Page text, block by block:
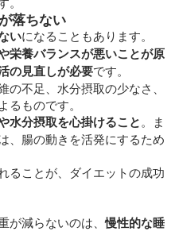
落ちない
いになることもあります。
栄養バランスが悪いことが原
の見直しが必要です。
不足、水分摂取の少なさ、
ものです。
水分摂取を心掛けること。ま
、腸の動きを活発にするため
ることが、ダイエットの成功
が減らないのは、慢性的な睡